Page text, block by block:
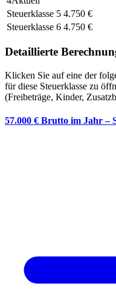
Steuerklasse 5 4.750 €
Steuerklasse 6 4.750 €
Detaillierte
Klicken Sie auf eine der
für diese Steuerklasse zu
(Freibeträge, Kinder,
57.000 € Brutto im Jahr –